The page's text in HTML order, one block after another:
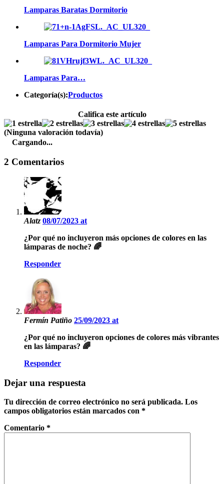
Lamparas Baratas Dormitorio
Lamparas Para Dormitorio Mujer
Lamparas Para…
Categoría(s):Productos
Califica este artículo
(Ninguna valoración todavía)
Cargando...
2 Comentarios
Alatz 08/07/2023 at
¿Por qué no incluyeron más opciones de colores en las
lámparas de noche? 🌈
Responder
Fermín Patiño 25/09/2023 at
¿Por qué no incluyeron opciones de colores más vibrantes
en las lámparas? 🌈
Responder
Dejar una respuesta
Tu dirección de correo electrónico no será publicada. Los
campos obligatorios están marcados con *
Comentario *